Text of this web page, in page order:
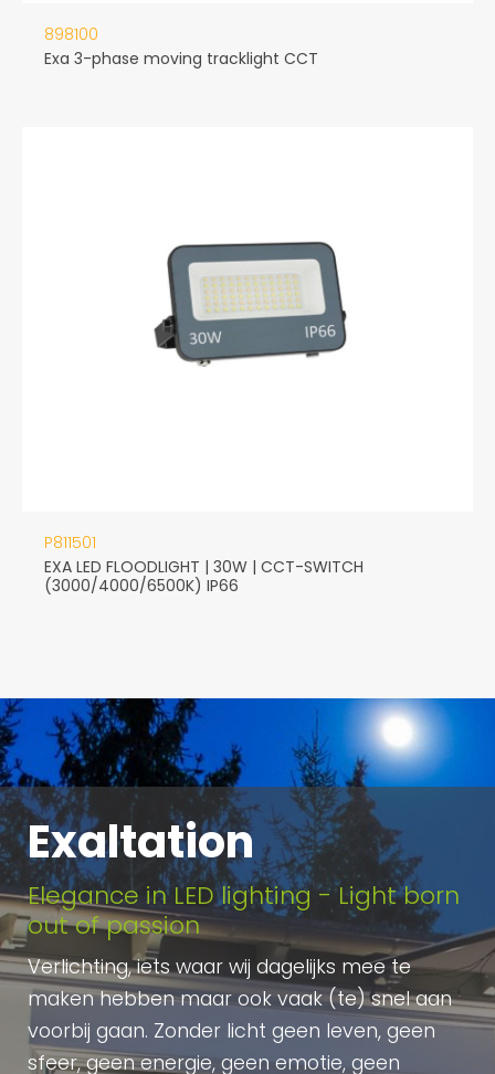
898100
Exa 3-phase moving tracklight CCT
P811501
EXA LED FLOODLIGHT | 30W | CCT-SWITCH
(3000/4000/6500K) IP66
Exaltation
Elegance in LED lighting - Light born
out of passion
Verlichting, iets waar wij dagelijks mee te
maken hebben maar ook vaak (te) snel aan
voorbij gaan. Zonder licht geen leven, geen
sfeer, geen energie, geen emotie, geen